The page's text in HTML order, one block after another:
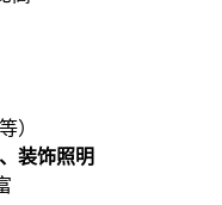
）
装饰照明